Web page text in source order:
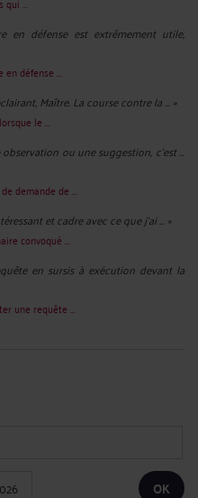
en défense est extrêmement utile,
défense ...
Maître. La course contre la ... »
le ...
ou une suggestion, c’est ...
demande de ...
et cadre avec ce que j'ai ... »
convoqué ...
en sursis à exécution devant la
une requête ...